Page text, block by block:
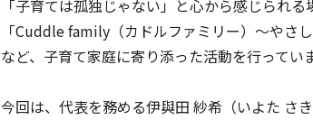
「子育ては孤独じゃない」と心から感じられ
「Cuddle family（カドルファミリー）～やさ
など、子育て家庭に寄り添った活動を行っていま
今回は、代表を務める伊與田 紗希（いよた さ